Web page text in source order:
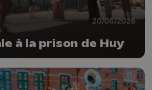
20/06/2026
à la prison de Huy